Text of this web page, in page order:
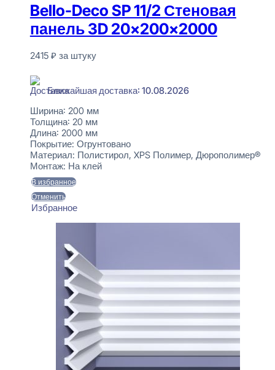
Bello-Deco SP 11/2 Стеновая
панель 3D 20x200x2000
2415 ₽ за штуку
Ближайшая доставка: 10.08.2026
Ширина: 200 мм
Толщина: 20 мм
Длина: 2000 мм
Покрытие: Огрунтовано
Материал: Полистирол, XPS Полимер, Дюрополимер®
Монтаж: На клей
В избранное
Отменить
Избранное